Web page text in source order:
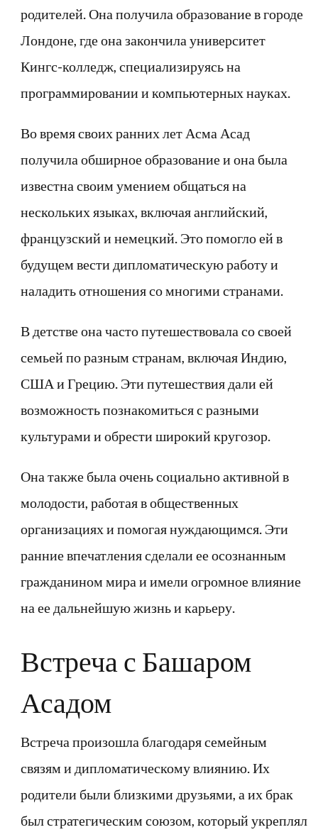
родителей. Она получила образование в городе
Лондоне, где она закончила университет
Кингс-колледж, специализируясь на
программировании и компьютерных науках.
Во время своих ранних лет Асма Асад
получила обширное образование и она была
известна своим умением общаться на
нескольких языках, включая английский,
французский и немецкий. Это помогло ей в
будущем вести дипломатическую работу и
наладить отношения со многими странами.
В детстве она часто путешествовала со своей
семьей по разным странам, включая Индию,
США и Грецию. Эти путешествия дали ей
возможность познакомиться с разными
культурами и обрести широкий кругозор.
Она также была очень социально активной в
молодости, работая в общественных
организациях и помогая нуждающимся. Эти
ранние впечатления сделали ее осознанным
гражданином мира и имели огромное влияние
на ее дальнейшую жизнь и карьеру.
Встреча с Башаром
Асадом
Встреча произошла благодаря семейным
связям и дипломатическому влиянию. Их
родители были близкими друзьями, а их брак
был стратегическим союзом, который укреплял